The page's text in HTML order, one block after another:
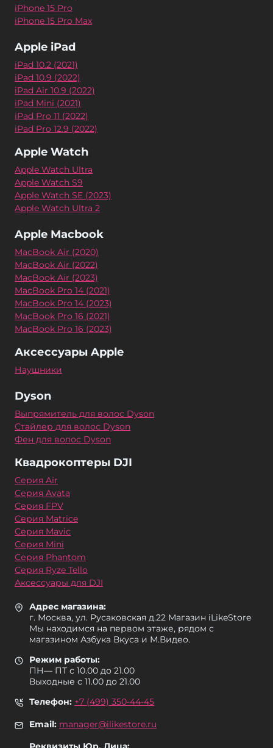
iPhone 15 Pro
iPhone 15 Pro Max
Apple iPad
iPad 10.2 (2021)
iPad 10.9 (2022)
iPad Air 10.9 (2022)
iPad Mini (2021)
iPad Pro 11 (2022)
iPad Pro 12.9 (2022)
Apple Watch
Apple Watch Ultra
Apple Watch S9
Apple Watch SE (2023)
Apple Watch Ultra 2
Apple Macbook
MacBook Air (2020)
MacBook Air (2022)
MacBook Air (2023)
MacBook Pro 14 (2021)
MacBook Pro 14 (2023)
MacBook Pro 16 (2021)
MacBook Pro 16 (2023)
Аксессуары Apple
Наушники
Dyson
Выпрямитель для волос Dyson
Стайлер для волос Dyson
Фен для волос Dyson
Квадрокоптеры DJI
Серия Air
Серия Avata
Серия FPV
Серия Matrice
Серия Mavic
Серия Mini
Серия Phantom
Серия Ryze Tello
Аксессуары для DJI
Адрес магазина:
г. Москва, ул. Русаковская д.22 Магазин iLikeStore
Мы находимся на первом этаже, рядом с
магазином Азбука Вкуса и М.Видео.
Режим работы:
ПН— ПТ с 10.00 до 21.00
Выходные с 11.00 до 21.00
Телефон: +7 (499) 350-44-45
Email: manager@ilikestore.ru